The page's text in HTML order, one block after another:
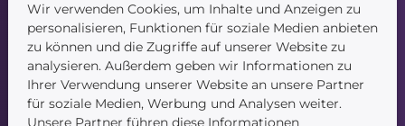
Navigation
Startseite
Blog
Kontakt
Wir verwenden Cookies, um Inhalte und Anzeigen zu
personalisieren, Funktionen für soziale Medien anbieten
zu können und die Zugriffe auf unserer Website zu
analysieren. Außerdem geben wir Informationen zu
Ihrer Verwendung unserer Website an unsere Partner
für soziale Medien, Werbung und Analysen weiter.